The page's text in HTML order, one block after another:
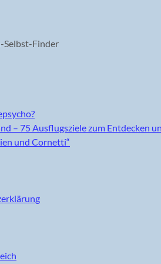
Selbst-Finder
– 75 Ausflugsziele zum Entdecken
und Cornetti“